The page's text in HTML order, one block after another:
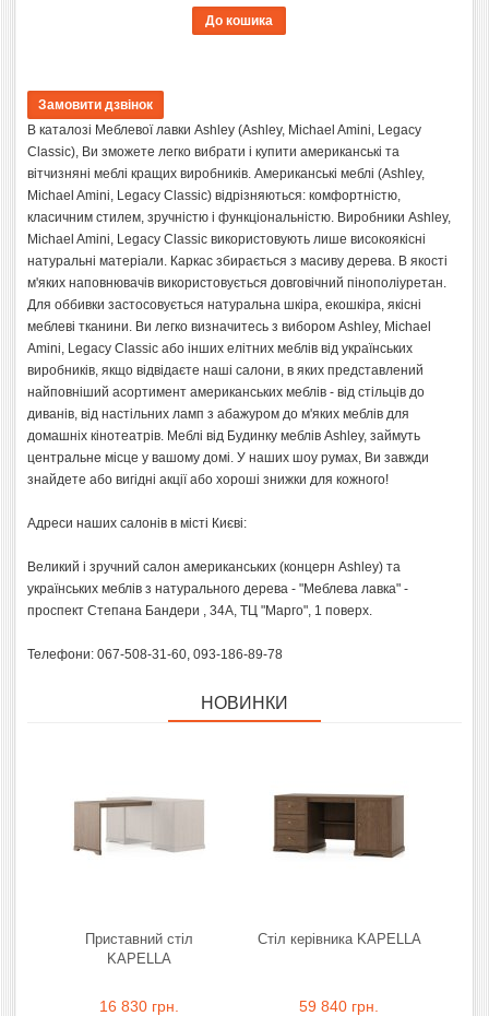
До кошика
В каталозі Меблевої лавки Ashley (Ashley, Michael Amini, Legacy
Classic), Ви зможете легко вибрати і купити американські та
вітчизняні меблі кращих виробників. Американські меблі (Ashley,
Michael Amini, Legacy Classic) відрізняються: комфортністю,
класичним стилем, зручністю і функціональністю. Виробники Ashley,
Michael Amini, Legacy Classic використовують лише високоякісні
натуральні матеріали. Каркас збирається з масиву дерева. В якості
м'яких наповнювачів використовується довговічний пінополіуретан.
Для оббивки застосовується натуральна шкіра, екошкіра, якісні
меблеві тканини. Ви легко визначитесь з вибором Ashley, Michael
Amini, Legacy Classic або інших елітних меблів від українських
виробників, якщо відвідаєте наші салони, в яких представлений
найповніший асортимент американських меблів - від стільців до
диванів, від настільних ламп з абажуром до м'яких меблів для
домашніх кінотеатрів. Меблі від Будинку меблів Ashley, займуть
центральне місце у вашому домі. У наших шоу румах, Ви завжди
знайдете або вигідні акції або хороші знижки для кожного!
Адреси наших салонів в місті Києві:
Великий і зручний салон американських (концерн Ashley) та
українських меблів з натурального дерева - "Меблева лавка" -
проспект Степана Бандери , 34А, ТЦ "Марго", 1 поверх.
Телефони: 067-508-31-60, 093-186-89-78
НОВИНКИ
Приставний стіл
KAPELLA
16 830 грн.
Стіл керівника KAPELLA
59 840 грн.